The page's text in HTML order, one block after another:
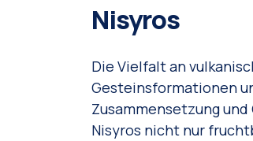
Nisyros
Die Vielfalt an
Gesteinsformationen
Zusammensetzung
Nisyros nicht nur